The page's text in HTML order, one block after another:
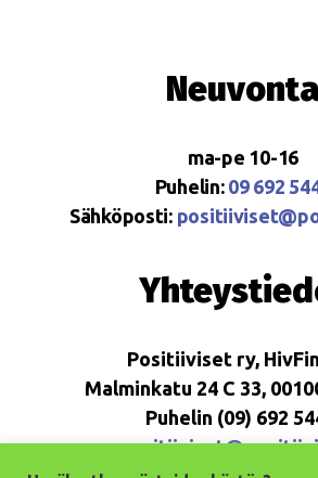
Neuvonta
ma-pe 10-16
Puhelin: 09 692
Sähköposti:
Positiiviset ry,
Malminkatu 24 C 33,
Puhelin (09) 692